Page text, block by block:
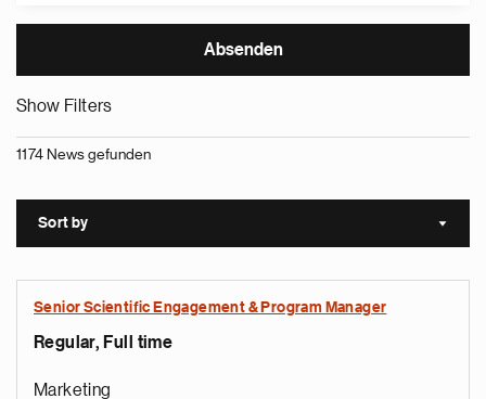
Show Filters
1174 News gefunden
Sort by Sort
Senior Scientific Engagement & Program Manager
Regular, Full time
Marketing